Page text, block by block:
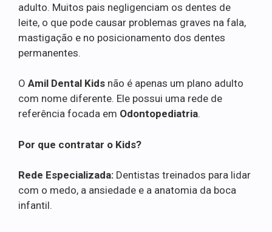
adulto. Muitos pais negligenciam os dentes de
leite, o que pode causar problemas graves na fala,
mastigação e no posicionamento dos dentes
permanentes.
O Amil Dental Kids não é apenas um plano adulto
com nome diferente. Ele possui uma rede de
referência focada em Odontopediatria.
Por que contratar o Kids?
Rede Especializada: Dentistas treinados para lidar
com o medo, a ansiedade e a anatomia da boca
infantil.